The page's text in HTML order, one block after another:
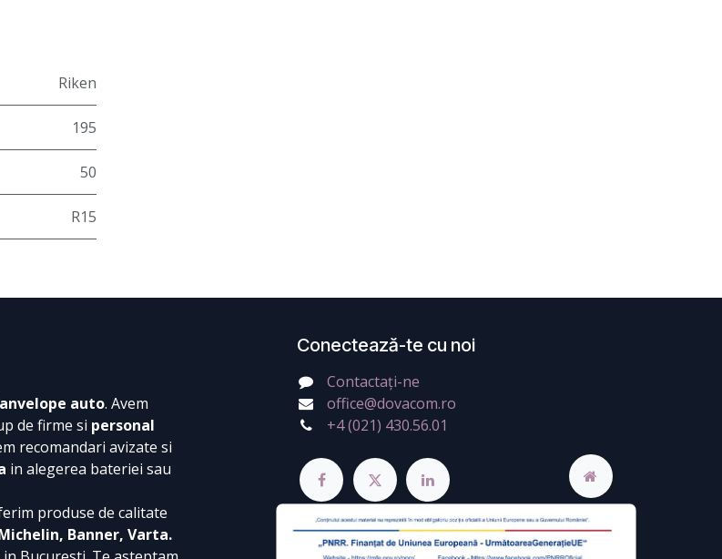
Riken
195
50
R15
auto. Avem
de firme si personal
recomandari avizate si
in alegerea bateriei sau
produse de calitate
Banner, Varta.
Conectează-te cu noi
Contactați-ne
office@dovacom.ro
+4 (021) 430.56.01